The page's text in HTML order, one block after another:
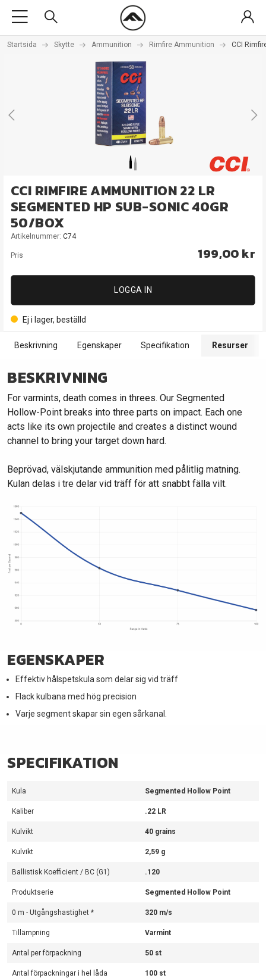
Startsida Skytte Ammunition Rimfire Ammunition CCI
CCI RIMFIRE AMMUNITION 22 LR
SEGMENTED HP SUB-SONIC 40GR
50/BOX
Artikelnummer: C74
Pris 199,00 kr
LOGGA IN
Ej i lager, beställd
Beskrivning Egenskaper Specifikation Resurser
BESKRIVNING
For varmints, death comes in threes. Our Segmented
Hollow-Point breaks into three parts on impact. Each one
acts like its own projectile and creates a distinct wound
channel to bring your target down hard.
Beprövad, välskjutande ammunition med pålitlig matning.
Kulan delas i tre delar vid träff för att snabbt fälla vilt.
EGENSKAPER
Effektiv hålspetskula som delar sig vid träff
Flack kulbana med hög precision
Varje segment skapar sin egen sårkanal.
SPECIFIKATION
Kula Segmented Hollow Point
Kaliber .22 LR
Kulvikt 40 grains
Kulvikt 2,59 g
Ballistisk Koefficient / BC (G1) .120
Produktserie Segmented Hollow Point
0 m - Utgångshastighet * 320 m/s
Tillämpning Varmint
Antal per förpackning 50 st
Antal förpackningar i hel låda 100 st